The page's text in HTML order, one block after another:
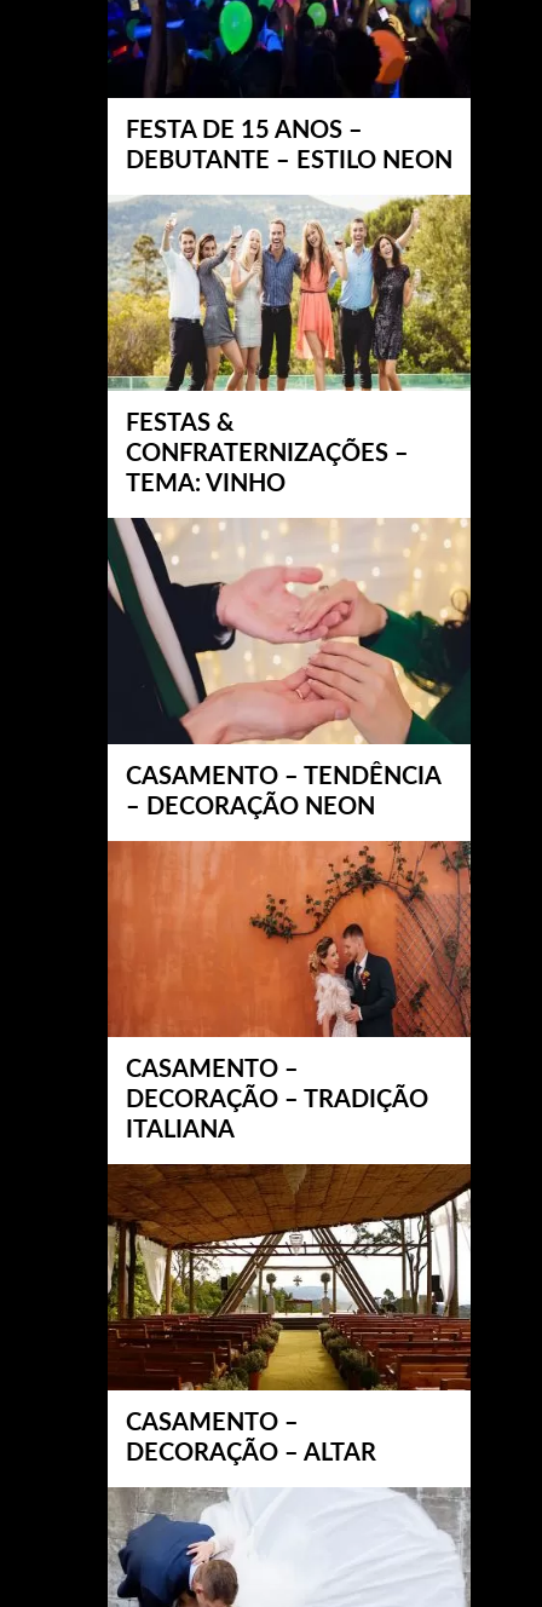
FESTA DE 15 ANOS –
DEBUTANTE – ESTILO NEON
FESTAS &
CONFRATERNIZAÇÕES –
TEMA: VINHO
CASAMENTO – TENDÊNCIA
– DECORAÇÃO NEON
CASAMENTO –
DECORAÇÃO – TRADIÇÃO
ITALIANA
CASAMENTO –
DECORAÇÃO – ALTAR